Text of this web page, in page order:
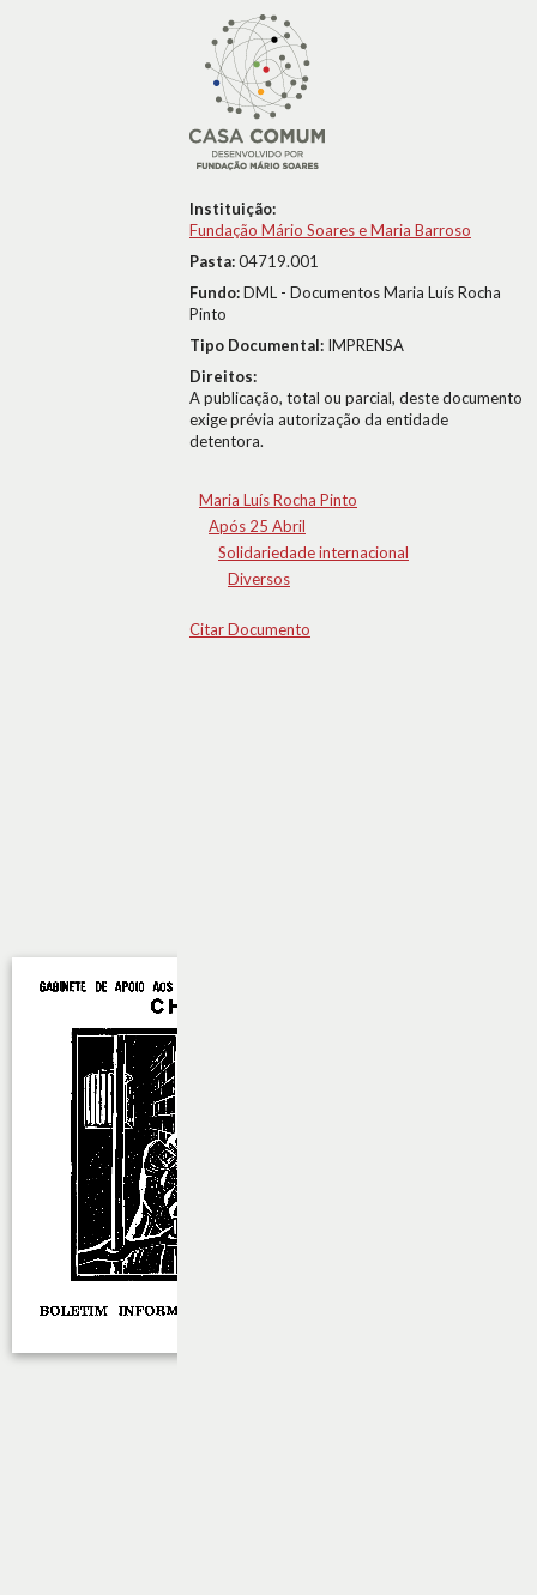
Instituição:
Fundação Mário Soares e Maria Barroso
Pasta:04719.001
Fundo:DML - Documentos Maria Luís Rocha
Pinto
Tipo Documental: IMPRENSA
Direitos:
A publicação, total ou parcial, deste documento
exige prévia autorização da entidade
detentora.
Maria Luís Rocha Pinto
Após 25 Abril
Solidariedade internacional
Diversos
Citar Documento